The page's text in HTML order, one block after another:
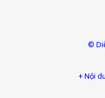
©
+ Nội